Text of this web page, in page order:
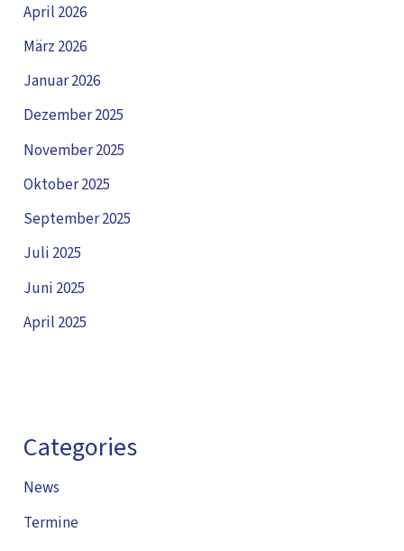
April 2026
März 2026
Januar 2026
Dezember 2025
November 2025
Oktober 2025
September 2025
Juli 2025
Juni 2025
April 2025
Categories
News
Termine